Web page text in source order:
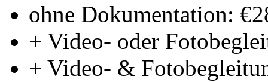
ohne Dokumentation:
+ Video- oder
+ Video- &